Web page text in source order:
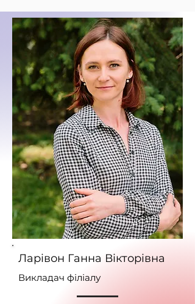
Ларівон Ганна Вікторівна
Викладач філіалу